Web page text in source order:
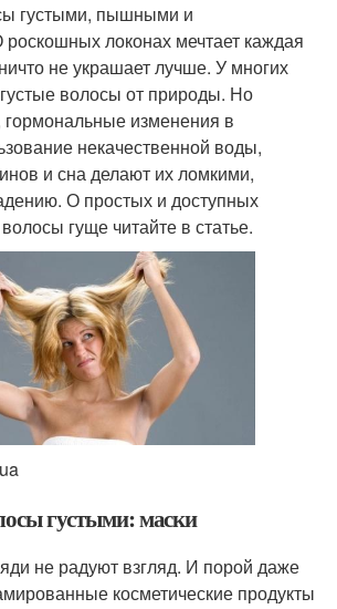
густыми, пышными и
локонах мечтает каждая
не украшает лучше. У многих
волосы от природы. Но
гормональные изменения в
некачественной воды,
и сна делают их ломкими,
О простых и доступных
гуще читайте в статье.
густыми: маски
не радуют взгляд. И порой даже
косметические продукты